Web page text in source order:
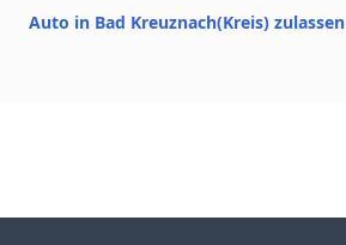
Auto in Bad Kreuznach(Kreis) zulassen